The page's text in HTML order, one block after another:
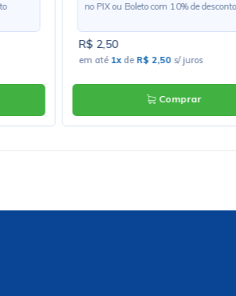
no PIX ou Boleto com 10% de desconto
R$ 2,50
em até 1xde R$ 2,50 s/ juros
Comprar